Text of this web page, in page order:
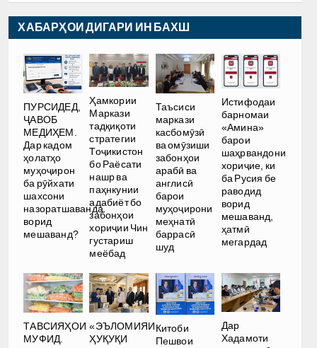
ХАБАРҲОИ ДИГАРИ ИН БАХШ
ПУРСИДЕД,
ҶАВОБ
МЕДИҲЕМ.
Дар кадом
ҳолатҳо
муҳоҷирон
ба рӯйхати
шахсони
назоратшаванда
ворид
мешаванд?
Ҳамкории
Маркази
тадқиқоти
стратегии
Тоҷикистон
бо Раёсати
нашр ва
паҳнкунии
адабиёт бо
забонҳои
хориҷии Чин
густариш
меёбад
Таъсиси
маркази
касбомӯзӣ
ва омӯзиши
забонҳои
арабӣ ва
англисӣ
барои
муҳоҷирони
меҳнатӣ
баррасӣ
шуд
Истифодаи
барномаи
«Амина»
барои
шаҳрвандони
хориҷие, ки
ба Русия бе
раводид
ворид
мешаванд,
ҳатмӣ
мегардад
ТАВСИЯҲОИ
МУФИД.
«ЭЪЛОМИЯИ
ҲУҚУҚИ
Китоби
Пешвои
Дар
Хадамоти